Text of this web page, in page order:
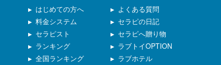
はじめての方へ
ラブホテル
料金システム
セラピスト
ランキング
よくある質問
全国ランキング
セラピの日記
セラピへ贈り物
ラブトイOPTION